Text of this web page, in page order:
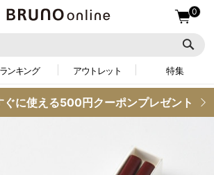
0
ランキング アウトレット 特集
ぐに使える500円クーポンプレゼント